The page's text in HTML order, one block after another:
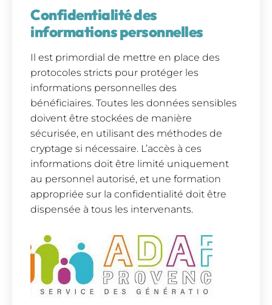
Confidentialité des
informations personnelles
Il est primordial de mettre en place des
protocoles stricts pour protéger les
informations personnelles des
bénéficiaires. Toutes les données sensibles
doivent être stockées de manière
sécurisée, en utilisant des méthodes de
cryptage si nécessaire. L’accès à ces
informations doit être limité uniquement
au personnel autorisé, et une formation
appropriée sur la confidentialité doit être
dispensée à tous les intervenants.